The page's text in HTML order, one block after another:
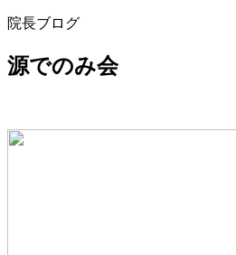
院長ブログ
源でのみ会